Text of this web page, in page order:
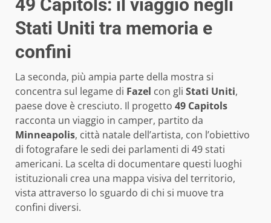
49 Capitols: il viaggio negli
Stati Uniti tra memoria e
confini
La seconda, più ampia parte della mostra si
concentra sul legame di Fazel con gli Stati Uniti,
paese dove è cresciuto. Il progetto 49 Capitols
racconta un viaggio in camper, partito da
Minneapolis, città natale dell’artista, con l’obiettivo
di fotografare le sedi dei parlamenti di 49 stati
americani. La scelta di documentare questi luoghi
istituzionali crea una mappa visiva del territorio,
vista attraverso lo sguardo di chi si muove tra
confini diversi.